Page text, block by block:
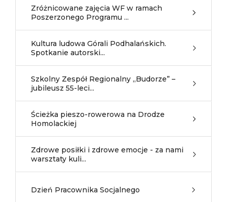
Zróżnicowane zajęcia WF w ramach
Poszerzonego Programu ...
Kultura ludowa Górali Podhalańskich.
Spotkanie autorski...
Szkolny Zespół Regionalny „Budorze” –
jubileusz 55-leci...
Ścieżka pieszo-rowerowa na Drodze
Homolackiej
Zdrowe posiłki i zdrowe emocje - za nami
warsztaty kuli...
Dzień Pracownika Socjalnego